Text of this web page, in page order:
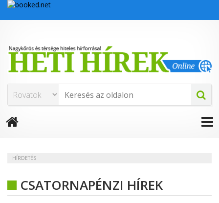
HÍRDETÉS
CSATORNAPÉNZI HÍREK